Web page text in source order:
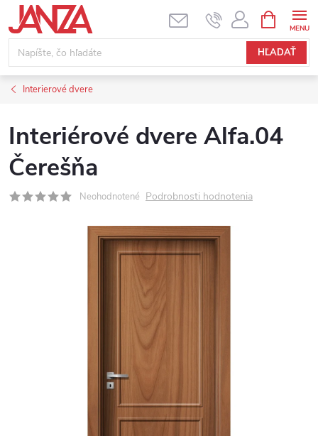
Prejsť na obsah
HĽADAŤ
Interierové dvere
Interiérové dvere Alfa.04
Čerešňa
Neohodnotené Podrobnosti hodnotenia